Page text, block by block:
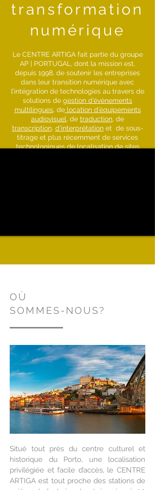
transformation
numérique
Le CENTRE ARTIGA fait partie du groupe
AP | PORTUGAL, dont la mission est,
depuis 1998, de soutenir les entreprises
dans leur transition numérique avec
l’intégration de technologies au travers de
solutions de gestion d’évènements
multilingues, delocation d’équipements
audiovisuel, de traduction, de
transcription, d’interprétationet de sous-
titrage et plus récemment de services
technologiques delocalisation de sites
OÙ
SOMMES-NOUS?
Situé tout près du centre culturel et
historique du Porto, une localisation
privilégiée et facile d’accès, le CENTRE
ARTIGA est tout proche des stations de